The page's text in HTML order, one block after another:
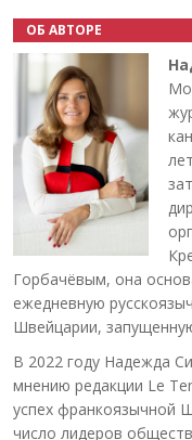
ОБ АВТОРЕ
Горбачёвым, она
ежедневную
Швейцарии,
В 2022 году Надежда
мнению редакции Le
успех франкоязычной
число лидеров